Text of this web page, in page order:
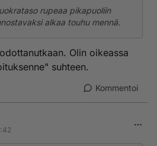
rupeaa pikapuoliin
alkaa touhu mennä.
Olin oikeassa
suhteen.
Kommentoi